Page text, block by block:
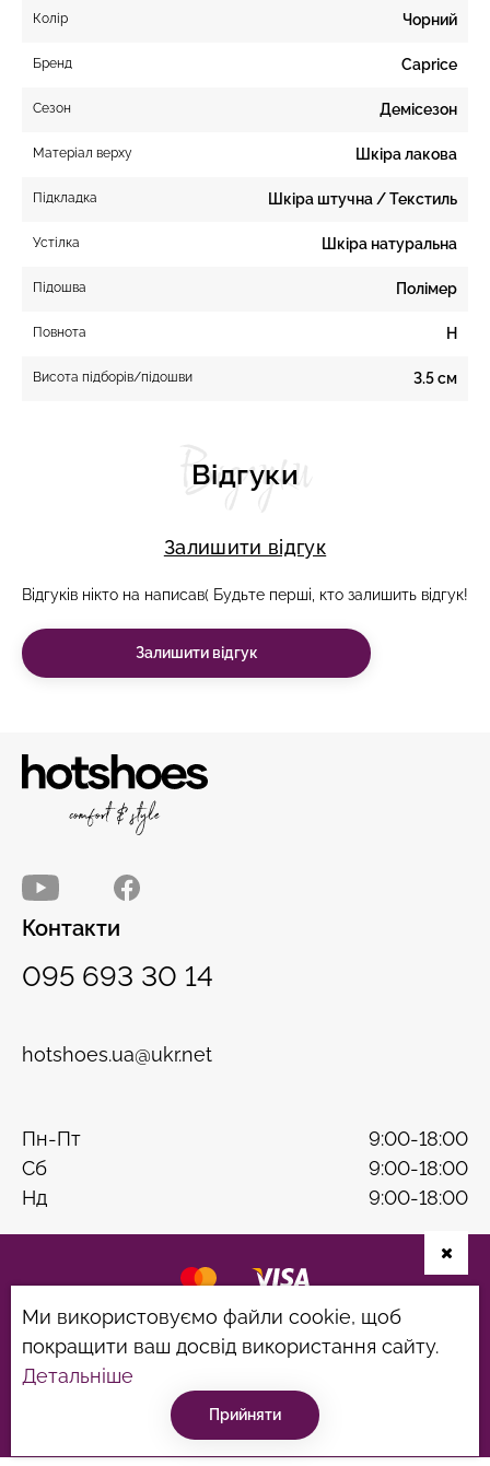
Колір Чорний
Бренд Caprice
Сезон Демісезон
Матеріал верху Шкіра лакова
Підкладка Шкіра штучна / Текстиль
Устілка Шкіра натуральна
Підошва Полімер
Повнота H
Висота підборів/підошви 3.5 см
Відгуки
Відгуки
Залишити відгук
Відгуків нікто на написав( Будьте перші, кто залишить відгук!
Залишити відгук
Контакти
095 693 30 14
hotshoes.ua@ukr.net
Пн-Пт
9:00-18:00
Сб
9:00-18:00
Нд
9:00-18:00
Політика конфіденційності
©hotshoes 2026
Розробка сайту B & W
Ми використовуємо файли cookie, щоб
покращити ваш досвід використання сайту.
Детальніше
Прийняти